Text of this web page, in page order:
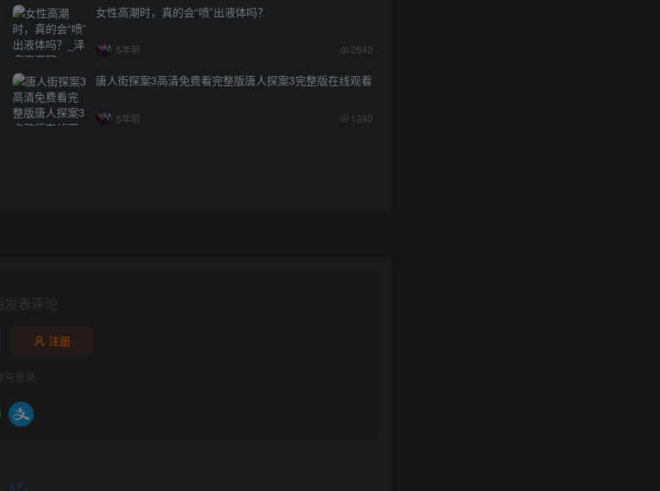
女性高潮时，真的会“喷”出液体吗？
5年前 2542
唐人街探案3高清免费看完整版唐人探案3完整版在线观看
5年前 1380
发表评论
注册
号登录